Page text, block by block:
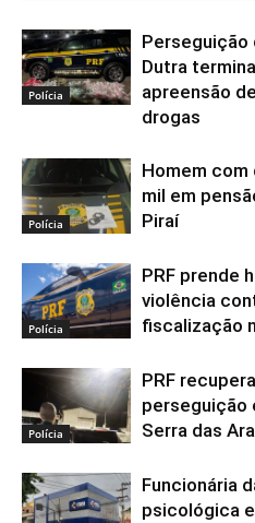
Polícia
Perseguição
Dutra
apreensão
drogas
Polícia
Homem com
mil em
Piraí
Polícia
PRF prende
violência
fiscalização
Polícia
PRF
perseguição
Serra das
Funcionária
psicológica